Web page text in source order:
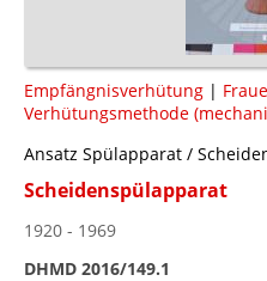
Empfängnisverhütung |
Verhütungsmethode
Ansatz Spülapparat /
Scheidenspülapparat
1920 - 1969
DHMD 2016/149.1